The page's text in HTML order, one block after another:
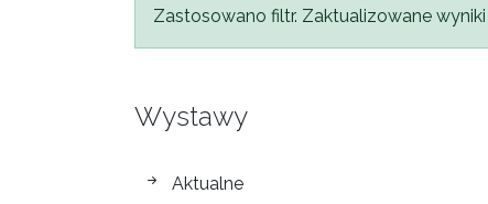
Komunikat
Zastosowano filtr. Zaktualizowane
Wystawy
wystawy
Aktualne